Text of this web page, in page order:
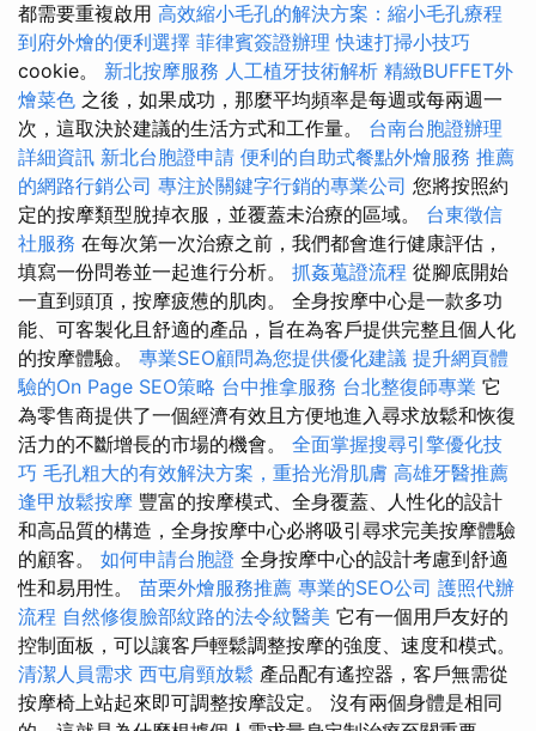
都需要重複啟用 高效縮小毛孔的解決方案：縮小毛孔療程
到府外燴的便利選擇 菲律賓簽證辦理 快速打掃小技巧
cookie。 新北按摩服務 人工植牙技術解析 精緻BUFFET外
燴菜色 之後，如果成功，那麼平均頻率是每週或每兩週一
次，這取決於建議的生活方式和工作量。 台南台胞證辦理
詳細資訊 新北台胞證申請 便利的自助式餐點外燴服務 推薦
的網路行銷公司 專注於關鍵字行銷的專業公司 您將按照約
定的按摩類型脫掉衣服，並覆蓋未治療的區域。 台東徵信
社服務 在每次第一次治療之前，我們都會進行健康評估，
填寫一份問卷並一起進行分析。 抓姦蒐證流程 從腳底開始
一直到頭頂，按摩疲憊的肌肉。 全身按摩中心是一款多功
能、可客製化且舒適的產品，旨在為客戶提供完整且個人化
的按摩體驗。 專業SEO顧問為您提供優化建議 提升網頁體
驗的On Page SEO策略 台中推拿服務 台北整復師專業 它
為零售商提供了一個經濟有效且方便地進入尋求放鬆和恢復
活力的不斷增長的市場的機會。 全面掌握搜尋引擎優化技
巧 毛孔粗大的有效解決方案，重拾光滑肌膚 高雄牙醫推薦
逢甲放鬆按摩 豐富的按摩模式、全身覆蓋、人性化的設計
和高品質的構造，全身按摩中心必將吸引尋求完美按摩體驗
的顧客。 如何申請台胞證 全身按摩中心的設計考慮到舒適
性和易用性。 苗栗外燴服務推薦 專業的SEO公司 護照代辦
流程 自然修復臉部紋路的法令紋醫美 它有一個用戶友好的
控制面板，可以讓客戶輕鬆調整按摩的強度、速度和模式。
清潔人員需求 西屯肩頸放鬆 產品配有遙控器，客戶無需從
按摩椅上站起來即可調整按摩設定。 沒有兩個身體是相同